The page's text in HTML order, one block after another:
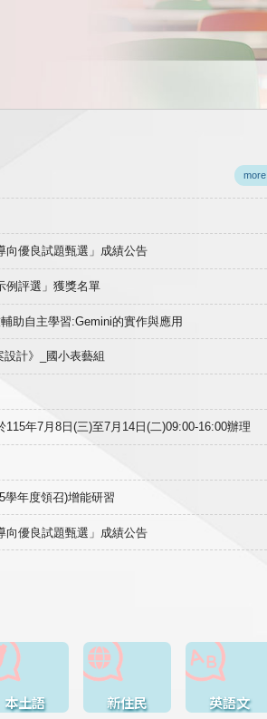
more
向優良試題甄選」成績公告
例評選」獲獎名單
助自主學習:Gemini的實作與應用
計》_國小表藝組
年7月8日(三)至7月14日(二)09:00-16:00辦理
學年度領召)增能研習
向優良試題甄選」成績公告
本土語 新住民 英語文